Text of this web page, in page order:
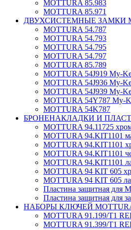
MOTTURA 85.983
MOTTURA 85.971
ДВУХСИСТЕМНЫЕ ЗАМКИ
MOTTURA 54.787
MOTTURA 54.793
MOTTURA 54.795
MOTTURA 54.797
MOTTURA 85.789
MOTTURA 54J919 My-
MOTTURA 54J936 My-
MOTTURA 54J939 My-
MOTTURA 54Y787 My-
MOTTURA 54K787
БРОНЕНАКЛАДКИ И
MOTTURA 94.11725
MOTTURA 94.KIT1101
MOTTURA 94.KIT1101
MOTTURA 94.KIT1101
MOTTURA 94.KIT1101
MOTTURA 94 KIT 605
MOTTURA 94 KIT 605
Пластина защитная для
Пластина защитная для
НАБОРЫ КЛЮЧЕЙ
MOTTURA 91.199/T1
MOTTURA 91.399/T1